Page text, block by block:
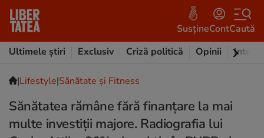
SusțineContCaută
Ultimele știri
Exclusiv Criză politică Opinii
|Lifestyle|Sănătate și Fitness
Sănătatea rămâne fără finanțare la mai
multe investiții majore. Radiografia lui